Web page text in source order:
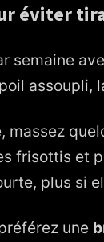
éviter
semaine
poil
massez
frisottis et
plus si
une